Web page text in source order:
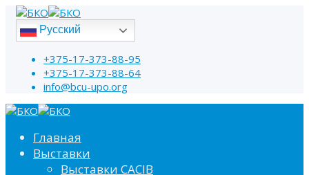
Русский
+375-17-373-88-95
+375-17-373-88-64
info@bcu-upo.org
Главная
Выставки
Выставки CACIB